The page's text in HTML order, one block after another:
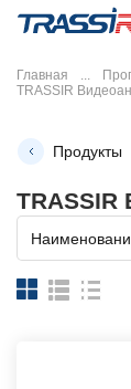
Главная
TRASSIR
Продукты
TRASSIR